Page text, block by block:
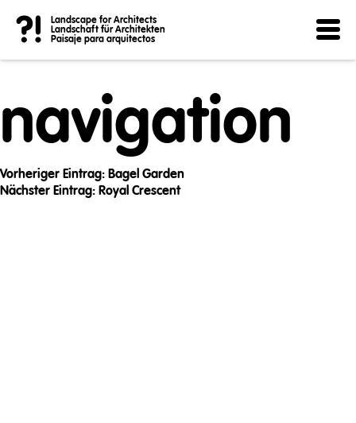
?!
Landscape for Architects
Landschaft für Architekten
Paisaje para arquitectos
Post
navigation
Vorheriger Eintrag: Bagel Garden
Nächster Eintrag: Royal Crescent